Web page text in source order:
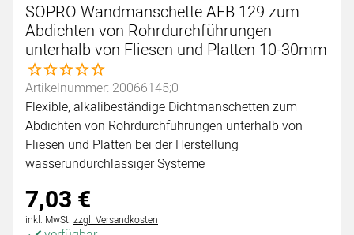
SOPRO Wandmanschette AEB 129 zum
Abdichten von Rohrdurchführungen
unterhalb von Fliesen und Platten 10-30mm
Noch keine Bewertungen abgegeben
Artikelnummer: 20066145;0
Flexible, alkalibeständige Dichtmanschetten zum
Abdichten von Rohrdurchführungen unterhalb von
Fliesen und Platten bei der Herstellung
wasserundurchlässiger Systeme
7,03 €
Steuerhinweis:
inkl. MwSt. zzgl. Versandkosten